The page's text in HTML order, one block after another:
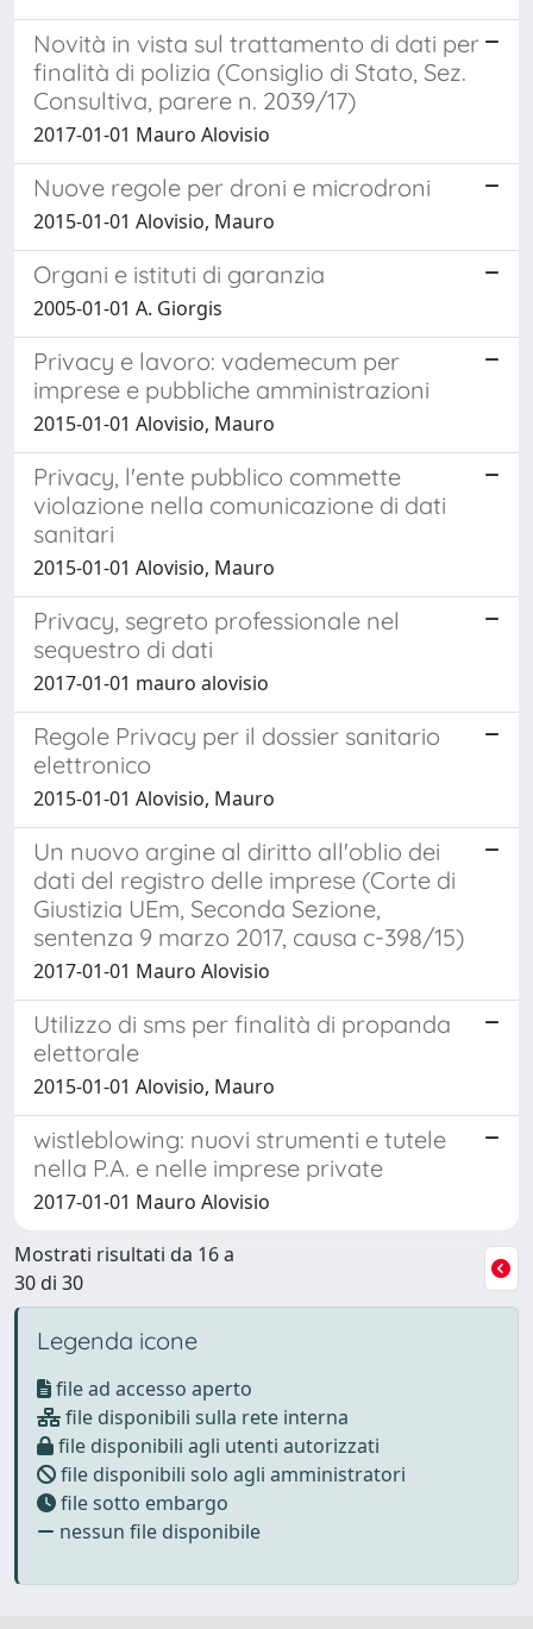
Novità in vista sul trattamento di dati per
finalità di polizia (Consiglio di Stato, Sez.
Consultiva, parere n. 2039/17)
2017-01-01 Mauro Alovisio
Nuove regole per droni e microdroni
2015-01-01 Alovisio, Mauro
Organi e istituti di garanzia
2005-01-01 A. Giorgis
Privacy e lavoro: vademecum per
imprese e pubbliche amministrazioni
2015-01-01 Alovisio, Mauro
Privacy, l'ente pubblico commette
violazione nella comunicazione di dati
sanitari
2015-01-01 Alovisio, Mauro
Privacy, segreto professionale nel
sequestro di dati
2017-01-01 mauro alovisio
Regole Privacy per il dossier sanitario
elettronico
2015-01-01 Alovisio, Mauro
Un nuovo argine al diritto all'oblio dei
dati del registro delle imprese (Corte di
Giustizia UEm, Seconda Sezione,
sentenza 9 marzo 2017, causa c-398/15)
2017-01-01 Mauro Alovisio
Utilizzo di sms per finalità di propanda
elettorale
2015-01-01 Alovisio, Mauro
wistleblowing: nuovi strumenti e tutele
nella P.A. e nelle imprese private
2017-01-01 Mauro Alovisio
Mostrati risultati da 16 a
30 di 30
Legenda icone
file ad accesso aperto
file disponibili sulla rete interna
file disponibili agli utenti autorizzati
file disponibili solo agli amministratori
file sotto embargo
nessun file disponibile